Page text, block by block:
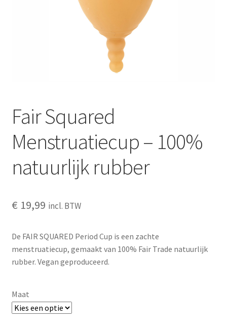
Fair Squared
Menstruatiecup – 100%
natuurlijk rubber
€ 19,99 incl. BTW
De FAIR SQUARED Period Cup is een zachte
menstruatiecup, gemaakt van 100% Fair Trade natuurlijk
rubber. Vegan geproduceerd.
Maat